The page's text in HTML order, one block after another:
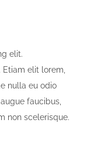
elit.
elit lorem,
nulla eu odio
faucibus,
non scelerisque.